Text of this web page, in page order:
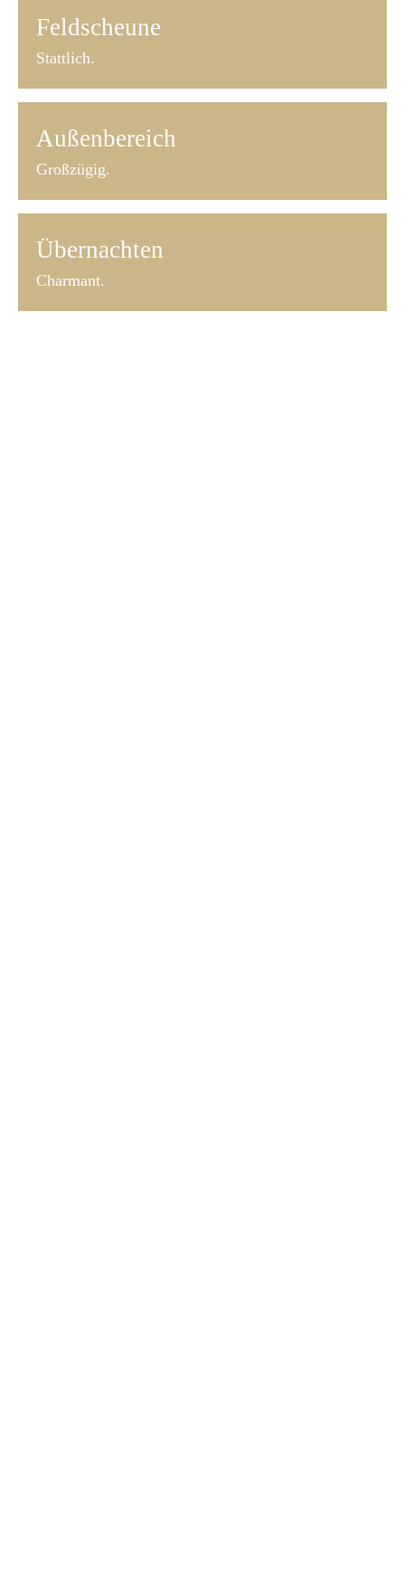
Feldscheune
Stattlich.
Außenbereich
Großzügig.
Übernachten
Charmant.